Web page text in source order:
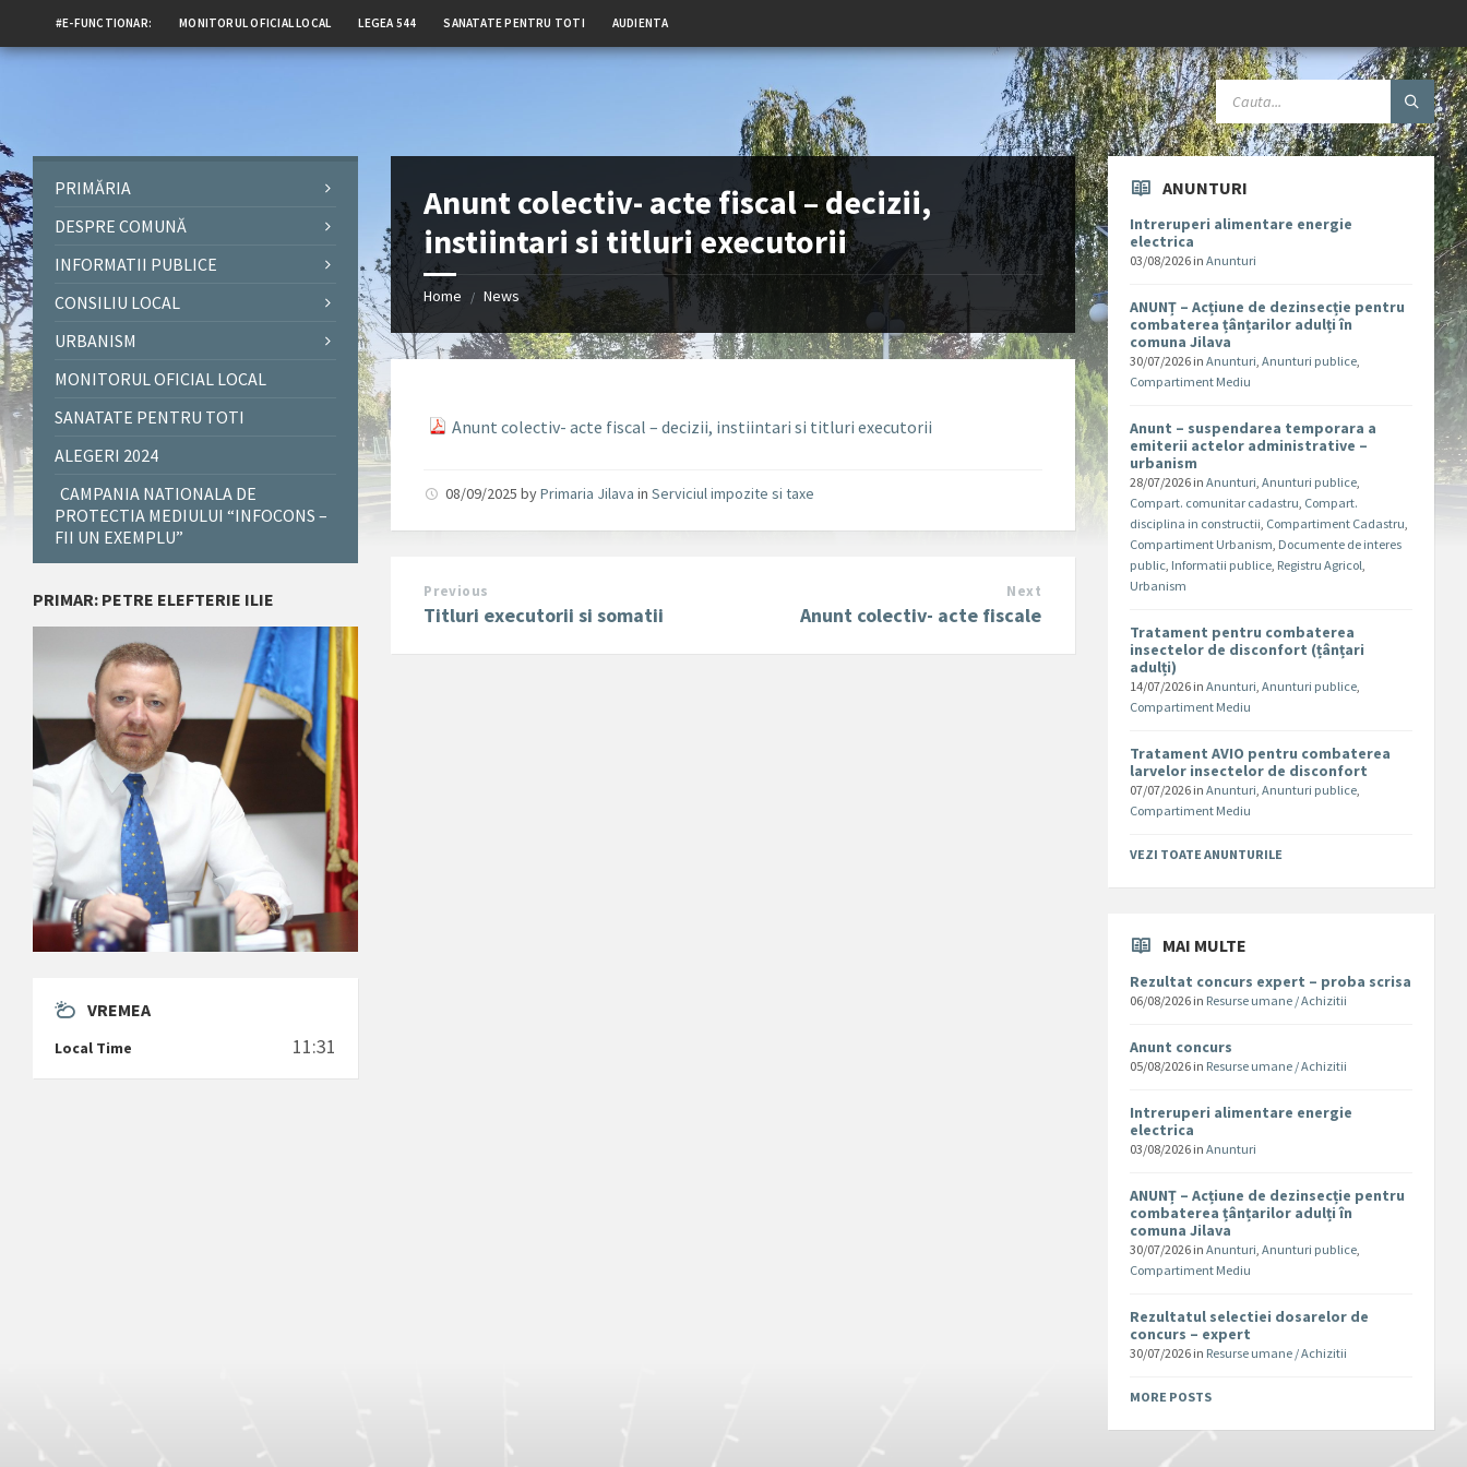
#E-FUNCTIONAR: MONITORUL OFICIAL LOCAL LEGEA 544 SANATATE PENTRU TOTI AUDIENTA
Anunt colectiv- acte fiscal – decizii,
instiintari si titluri executorii
Home / News
Anunt colectiv- acte fiscal – decizii, instiintari si titluri executorii
08/09/2025byPrimaria Jilava inServiciul impozite si taxe
Previous
Titluri executorii si somatii
Next
Anunt colectiv- acte fiscale
PRIMĂRIA
DESPRE COMUNĂ
INFORMATII PUBLICE
CONSILIU LOCAL
URBANISM
MONITORUL OFICIAL LOCAL
SANATATE PENTRU TOTI
ALEGERI 2024
CAMPANIA NATIONALA DE
PROTECTIA MEDIULUI “INFOCONS –
FII UN EXEMPLU”
PRIMAR: PETRE ELEFTERIE ILIE
VREMEA
Local Time 11:31
ANUNTURI
Intreruperi alimentare energie
electrica
03/08/2026 inAnunturi
ANUNȚ – Acțiune de dezinsecție pentru
combaterea țânțarilor adulți în
comuna Jilava
30/07/2026 inAnunturi,Anunturi publice,
Compartiment Mediu
Anunt – suspendarea temporara a
emiterii actelor administrative –
urbanism
28/07/2026 inAnunturi,Anunturi publice,
Compart. comunitar cadastru, Compart.
disciplina in constructii, Compartiment Cadastru,
Compartiment Urbanism, Documente de interes
public, Informatii publice, Registru Agricol,
Urbanism
Tratament pentru combaterea
insectelor de disconfort (țânțari
adulți)
14/07/2026 inAnunturi,Anunturi publice,
Compartiment Mediu
Tratament AVIO pentru combaterea
larvelor insectelor de disconfort
07/07/2026 inAnunturi,Anunturi publice,
Compartiment Mediu
VEZI TOATE ANUNTURILE
MAI MULTE
Rezultat concurs expert – proba scrisa
06/08/2026 in Resurse umane / Achizitii
Anunt concurs
05/08/2026 in Resurse umane / Achizitii
Intreruperi alimentare energie
electrica
03/08/2026 inAnunturi
ANUNȚ – Acțiune de dezinsecție pentru
combaterea țânțarilor adulți în
comuna Jilava
30/07/2026 inAnunturi,Anunturi publice,
Compartiment Mediu
Rezultatul selectiei dosarelor de
concurs – expert
30/07/2026 in Resurse umane / Achizitii
MORE POSTS